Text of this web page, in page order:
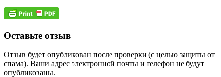
Оставьте отзыв
Отзыв будет опубликован после проверки (с целью защиты от
спама). Ваши адрес электронной почты и телефон не будут
опубликованы.